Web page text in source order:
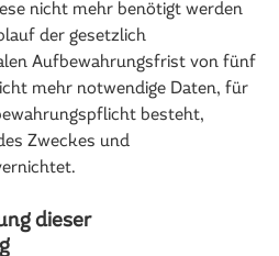
nicht mehr benötigt werden
der gesetzlich
Aufbewahrungsfrist von fünf
mehr notwendige Daten, für
besteht,
Zweckes und
dieser